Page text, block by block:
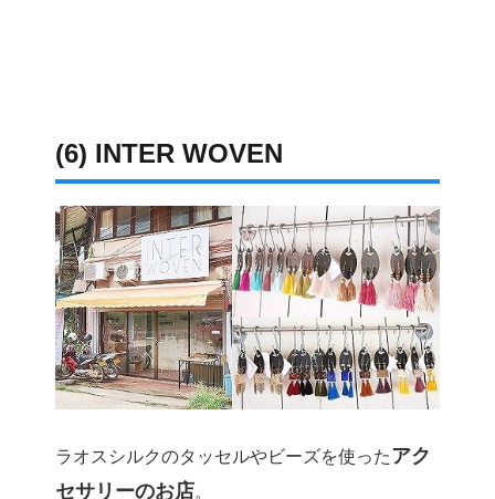
(6) INTER WOVEN
ラオスシルクのタッセルやビーズを使ったアク
セサリーのお店。